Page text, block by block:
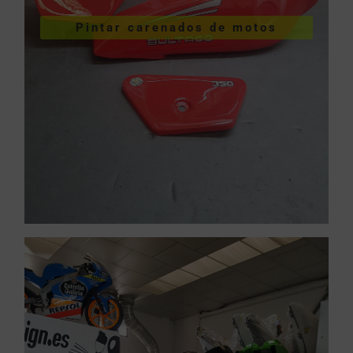
Pintar carenados de motos
Pintar carenados de
motos